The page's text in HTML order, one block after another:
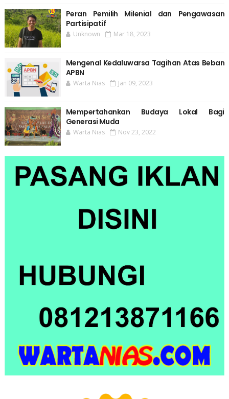
Peran Pemilih Milenial dan Pengawasan
Partisipatif
Unknown Mar 18, 2023
Mengenal Kedaluwarsa Tagihan Atas Beban
APBN
Warta Nias Jan 09, 2023
Mempertahankan Budaya Lokal Bagi
Generasi Muda
Warta Nias Nov 23, 2022